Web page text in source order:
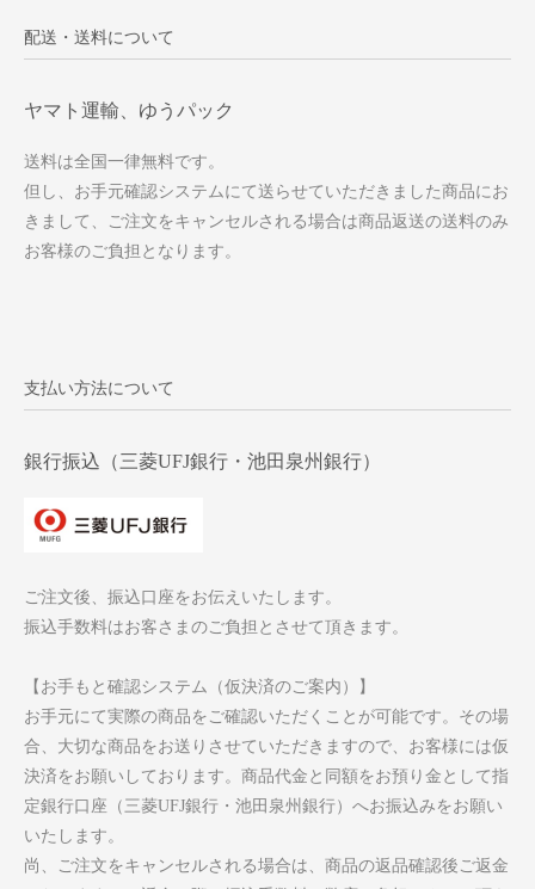
配送・送料について
ヤマト運輸、ゆうパック
送料は全国一律無料です。
但し、お手元確認システムにて送らせていただきました商品にお
きまして、ご注文をキャンセルされる場合は商品返送の送料のみ
お客様のご負担となります。
支払い方法について
銀行振込（三菱UFJ銀行・池田泉州銀行）
ご注文後、振込口座をお伝えいたします。
振込手数料はお客さまのご負担とさせて頂きます。
【お手もと確認システム（仮決済のご案内）】
お手元にて実際の商品をご確認いただくことが可能です。その場
合、大切な商品をお送りさせていただきますので、お客様には仮
決済をお願いしております。商品代金と同額をお預り金として指
定銀行口座（三菱UFJ銀行・池田泉州銀行）へお振込みをお願い
いたします。
尚、ご注文をキャンセルされる場合は、商品の返品確認後ご返金